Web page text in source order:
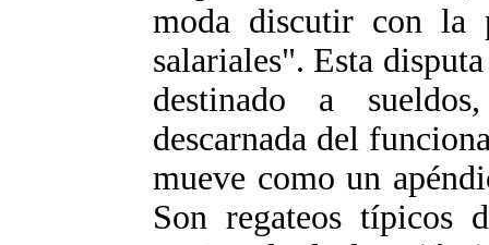
moda discutir con la
salariales". Esta
destinado a
descarnada del
mueve como un
Son regateos típicos